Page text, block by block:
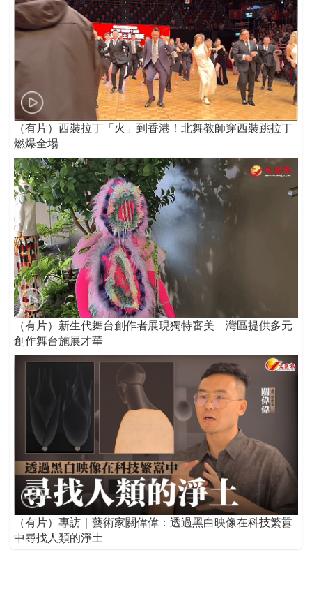
（有片）西裝拉丁「火」到香港！北舞教師穿西裝跳拉丁
燃爆全場
（有片）新生代舞台創作者展現獨特審美 灣區提供多元
創作舞台施展才華
（有片）專訪｜藝術家關偉偉：透過黑白映像在科技繁囂
中尋找人類的淨土